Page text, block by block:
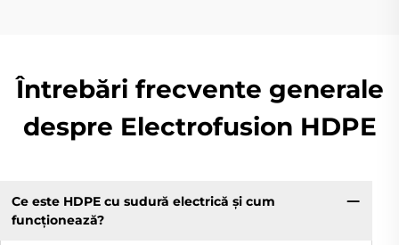
Întrebări frecvente generale
despre Electrofusion HDPE
Ce este HDPE cu sudură electrică și cum
funcționează?